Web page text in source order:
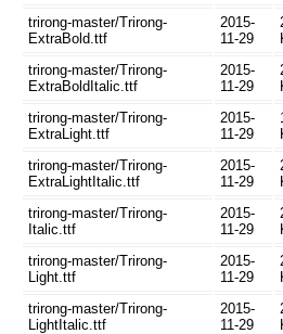
trirong-master/Trirong-
ExtraBold.ttf
2015-
11-29
trirong-master/Trirong-
ExtraBoldItalic.ttf
2015-
11-29
trirong-master/Trirong-
ExtraLight.ttf
2015-
11-29
trirong-master/Trirong-
ExtraLightItalic.ttf
2015-
11-29
trirong-master/Trirong-
Italic.ttf
2015-
11-29
trirong-master/Trirong-
Light.ttf
2015-
11-29
trirong-master/Trirong-
LightItalic.ttf
2015-
11-29